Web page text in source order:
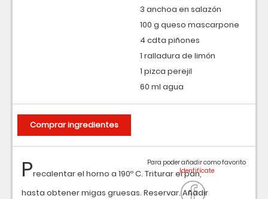
Precalentar el horno a 190º C. Triturar el pan,
hasta obtener migas gruesas. Reservar. Añadir
Para poder añadir como favorito
3 anchoa en salazón
100 g queso mascarpone
4 cdta piñones
1 ralladura de limón
1 pizca perejil
60 ml agua
Comprar ingredientes